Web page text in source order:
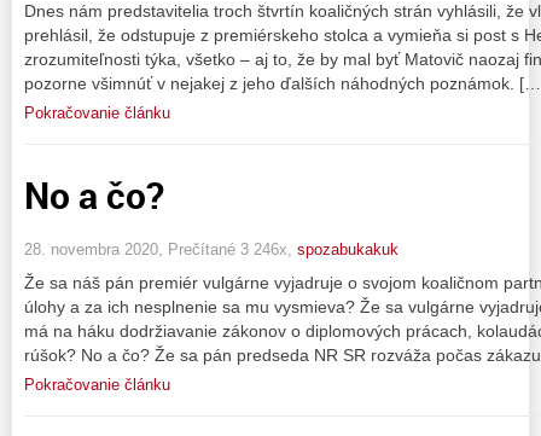
Dnes nám predstavitelia troch štvrtín koaličných strán vyhlásili, že
prehlásil, že odstupuje z premiérskeho stolca a vymieňa si post s
zrozumiteľnosti týka, všetko – aj to, že by mal byť Matovič naozaj
pozorne všimnúť v nejakej z jeho ďalších náhodných poznámok.
Pokračovanie článku
No a čo?
28. novembra 2020, Prečítané 3 246x, spozabukakuk
Že sa náš pán premiér vulgárne vyjadruje o svojom koaličnom
úlohy a za ich nesplnenie sa mu vysmieva? Že sa vulgárne
má na háku dodržiavanie zákonov o diplomových prácach,
rúšok? No a čo? Že sa pán predseda NR SR rozváža počas
Pokračovanie článku